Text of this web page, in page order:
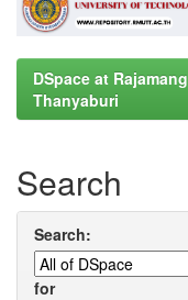
DSpace at
Thanyaburi
Search
Search:
for